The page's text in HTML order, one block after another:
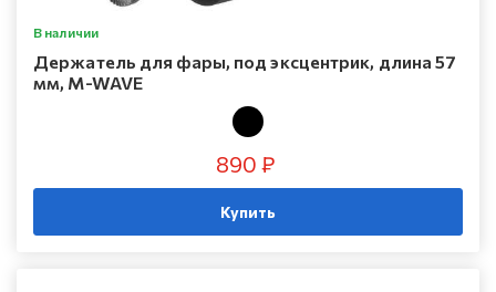
В наличии
Держатель для фары, под эксцентрик, длина 57
мм, M-WAVE
890 ₽
Купить